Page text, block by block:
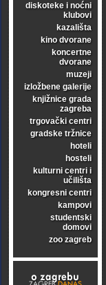
diskoteke i noćni
klubovi
kazališta
kino dvorane
koncertne
dvorane
muzeji
izložbene galerije
knjižnice grada
zagreba
trgovački centri
gradske tržnice
hoteli
hosteli
kulturni centri i
učilišta
kongresni centri
kampovi
studentski
domovi
zoo zagreb